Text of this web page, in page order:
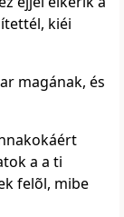
kiéi
magának, és
a a ti
felõl, mibe